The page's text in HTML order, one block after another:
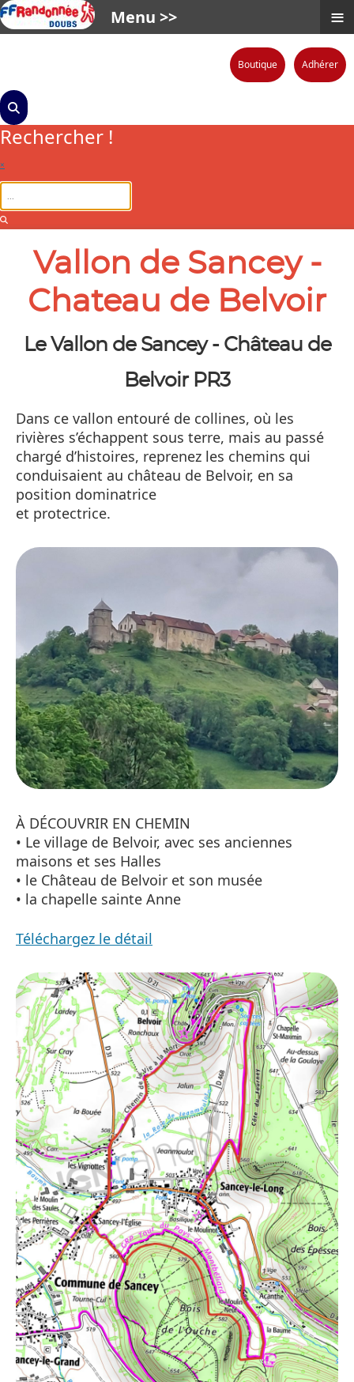
Boutique Adhérer
Rechercher !
×
Vallon de Sancey -
Chateau de Belvoir
Le Vallon de Sancey - Château de
Belvoir PR3
Dans ce vallon entouré de collines, où les
rivières s’échappent sous terre, mais au passé
chargé d’histoires, reprenez les chemins qui
conduisaient au château de Belvoir, en sa
position dominatrice
et protectrice.
À DÉCOUVRIR EN CHEMIN
• Le village de Belvoir, avec ses anciennes
maisons et ses Halles
• le Château de Belvoir et son musée
• la chapelle sainte Anne
Téléchargez le détail
Menu >> ≡